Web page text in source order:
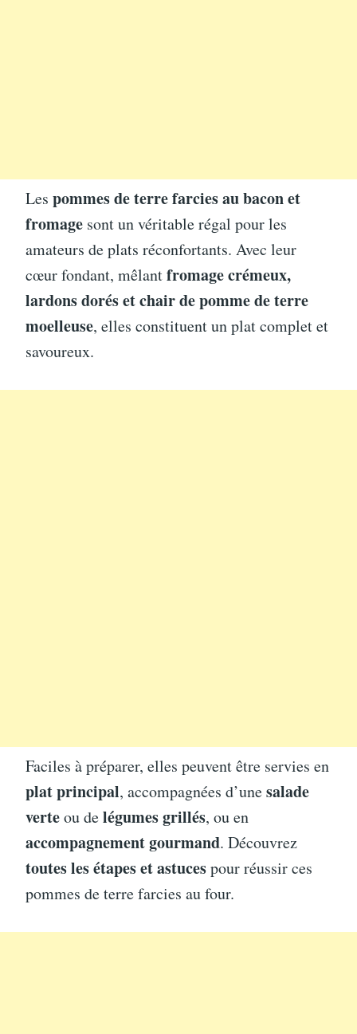
Les pommes de terre farcies au bacon et
fromage sont un véritable régal pour les
amateurs de plats réconfortants. Avec leur
cœur fondant, mêlantfromage crémeux,
lardons dorés et chair de pomme de terre
moelleuse, elles constituent un plat complet et
savoureux.
Faciles à préparer, elles peuvent être servies en
plat principal, accompagnées d’unesalade
verteou delégumes grillés, ou en
accompagnement gourmand. Découvrez
toutes les étapes et astucespour réussir ces
pommes de terre farcies au four.